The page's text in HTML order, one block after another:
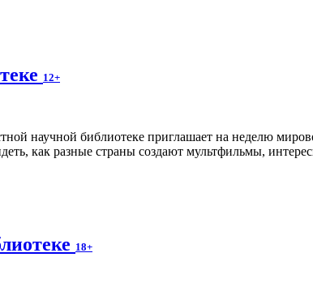
12+
научной библиотеке приглашает на неделю
как разные страны создают мультфильмы,
18+